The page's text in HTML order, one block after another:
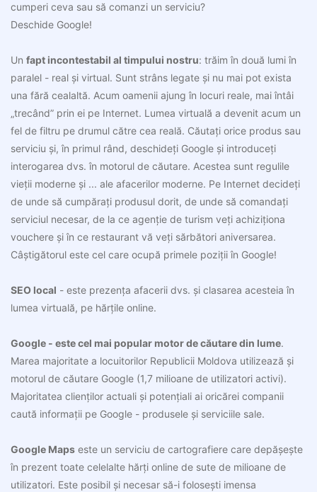
cumperi ceva sau să comanzi un serviciu?
Deschide Google!
Un fapt incontestabil al timpului nostru: trăim în două lumi în
paralel - real și virtual. Sunt strâns legate și nu mai pot exista
una fără cealaltă. Acum oamenii ajung în locuri reale, mai întâi
„trecând” prin ei pe Internet. Lumea virtuală a devenit acum un
fel de filtru pe drumul către cea reală. Căutați orice produs sau
serviciu și, în primul rând, deschideți Google și introduceți
interogarea dvs. în motorul de căutare. Acestea sunt regulile
vieții moderne și ... ale afacerilor moderne. Pe Internet decideți
de unde să cumpărați produsul dorit, de unde să comandați
serviciul necesar, de la ce agenție de turism veți achiziționa
vouchere și în ce restaurant vă veți sărbători aniversarea.
Câștigătorul este cel care ocupă primele poziții în Google!
SEO local - este prezența afacerii dvs. și clasarea acesteia în
lumea virtuală, pe hărțile online.
Google - este cel mai popular motor de căutare din lume.
Marea majoritate a locuitorilor Republicii Moldova utilizează și
motorul de căutare Google (1,7 milioane de utilizatori activi).
Majoritatea clienților actuali și potențiali ai oricărei companii
caută informații pe Google - produsele și serviciile sale.
Google Maps este un serviciu de cartografiere care depășește
în prezent toate celelalte hărți online de sute de milioane de
utilizatori. Este posibil și necesar să-i folosești imensa